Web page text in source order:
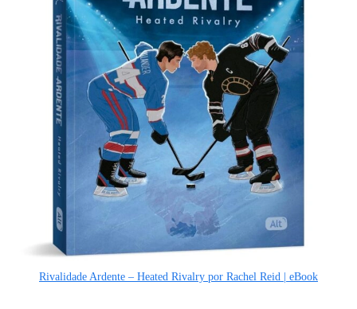
Rivalidade Ardente – Heated Rivalry por Rachel Reid | eBook